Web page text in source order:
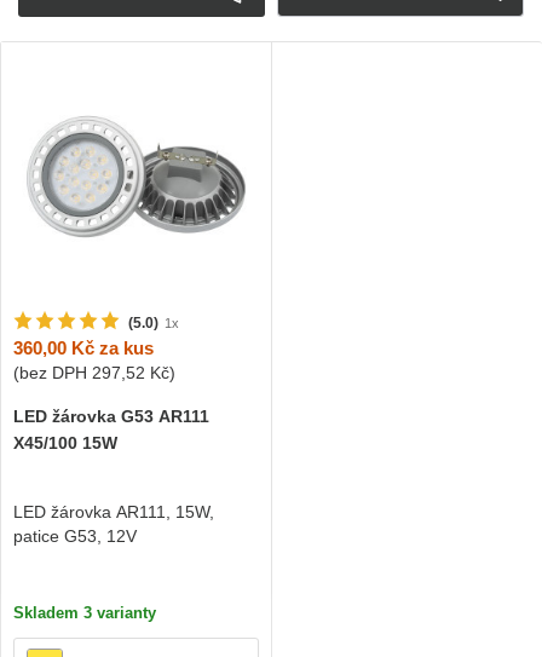
(5.0) 1x
360,00 Kč za kus
(bez DPH 297,52 Kč)
LED žárovka G53 AR111
X45/100 15W
LED žárovka AR111, 15W,
patice G53, 12V
Skladem 3 varianty